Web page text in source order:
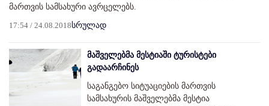
მართვის სამსახური ავრცელებს.
17:54 / 24.08.2018სრულად
მაშველებმა მესტიაში ტურისტები
გადაარჩინეს
საგანგებო სიტუაციების მართვის
სამსახურის მაშველებმა მესტია